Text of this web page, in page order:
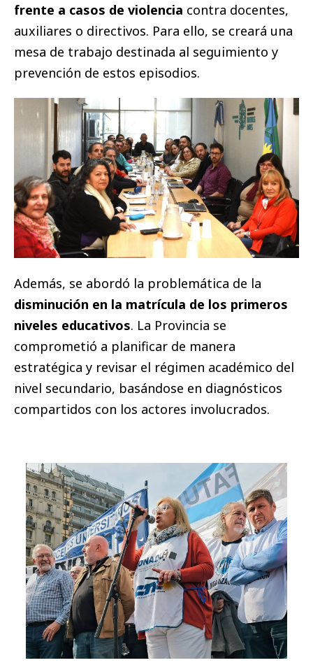
frente a casos de violencia contra docentes,
auxiliares o directivos. Para ello, se creará una
mesa de trabajo destinada al seguimiento y
prevención de estos episodios.
Además, se abordó la problemática de la
disminución en la matrícula de los primeros
niveles educativos. La Provincia se
comprometió a planificar de manera
estratégica y revisar el régimen académico del
nivel secundario, basándose en diagnósticos
compartidos con los actores involucrados.